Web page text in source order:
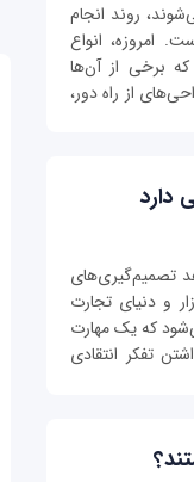
روند انجام
امروزه، انواع
که برخی از آن‌ها
از راه دور،
دارد
تصمیم‌گیری‌های
و دنیای تجارت
که یک مهارت
تفکر انتقادی